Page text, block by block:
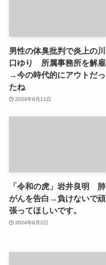
男性の体臭批判で炎上の川
口ゆり 所属事務所を解雇
→今の時代的にアウトだっ
たね
2024年8月11日
「令和の虎」岩井良明 肺
がんを告白→負けないで頑
張ってほしいです。
2024年8月2日